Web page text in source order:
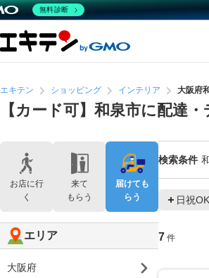
エキテン ショッピング インテリア 大阪府
【カード可】和泉市に配達
検索条件
日祝OK
7 件
お店に行
く
来て
もらう
届けても
らう
エリア
大阪府
無料診断